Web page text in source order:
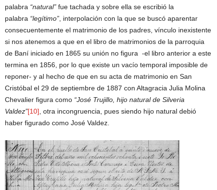
palabra “natural” fue tachada y sobre ella se escribió la
palabra “legítimo”, interpolación con la que se buscó aparentar
consecuentemente el matrimonio de los padres, vínculo inexistente
si nos atenemos a que en el libro de matrimonios de la parroquia
de Baní iniciado en 1865 su unión no figura -el libro anterior a este
termina en 1856, por lo que existe un vacío temporal imposible de
reponer- y al hecho de que en su acta de matrimonio en San
Cristóbal el 29 de septiembre de 1887 con Altagracia Julia Molina
Chevalier figura como “José Trujillo, hijo natural de Silveria
Valdez”[10], otra incongruencia, pues siendo hijo natural debió
haber figurado como José Valdez.